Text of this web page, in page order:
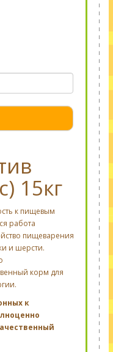
15кг
к пищевым
работа
пищеварения
и шерсти.
корм для
к